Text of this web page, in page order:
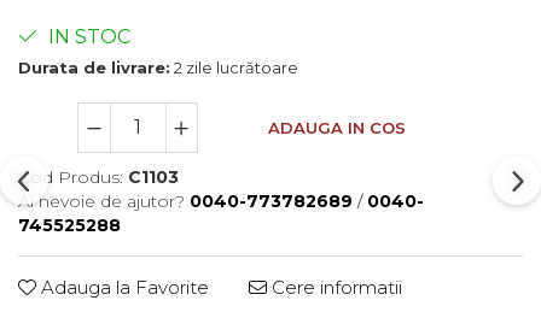
IN STOC
Durata de livrare: 2 zile lucrătoare
ADAUGA IN COS
Cod Produs: C1103
Ai nevoie de ajutor? 0040-773782689 / 0040-
745525288
Adauga la Favorite Cere informatii